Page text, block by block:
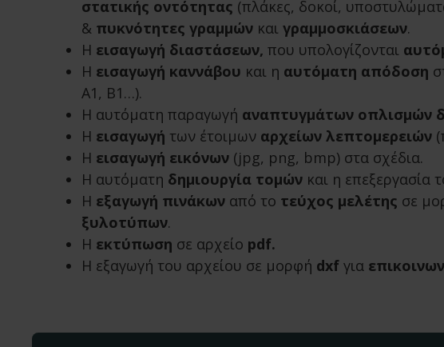
στατικής οντότητας (πλάκες, δοκοί,
& πυκνότητες γραμμών και γραμμοσκιάσεων.
Η εισαγωγή διαστάσεων, που υπολογίζονται
Η εισαγωγή καννάβου και η αυτόματη απόδοση
Α1, Β1…).
Η αυτόματη παραγωγή αναπτυγμάτων οπλισμών
Η εισαγωγή των έτοιμων αρχείων λεπτομερειών
Η εισαγωγή εικόνων (jpg, png, bmp) στα σχέδια.
Η αυτόματη δημιουργία τομών και η επεξεργασία
Η εξαγωγή πινάκων από το τεύχος μελέτης σε
ξυλοτύπων.
Η εκτύπωση σε αρχείο pdf.
Η εξαγωγή του αρχείου σε μορφή dxf για